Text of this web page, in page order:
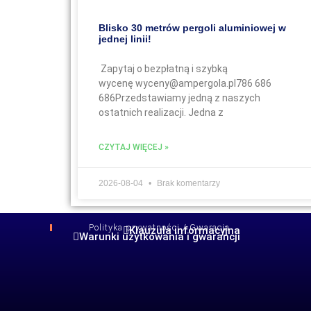
Blisko 30 metrów pergoli aluminiowej w
jednej linii!
Zapytaj o bezpłatną i szybką
wycenę wyceny@ampergola.pl786 686
686Przedstawiamy jedną z naszych
ostatnich realizacji. Jedna z
CZYTAJ WIĘCEJ »
2026-08-04 Brak komentarzy
Polityka prywatności / Gwaracja
Klauzula informacyjna
Warunki użytkowania i gwarancji